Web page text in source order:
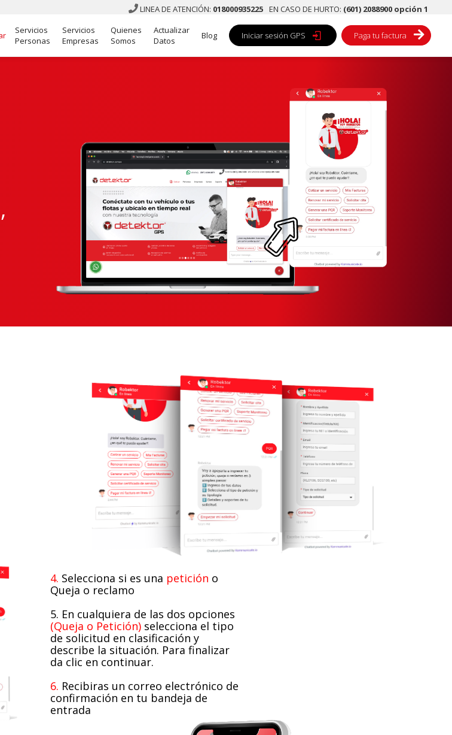
LINEA DE ATENCIÓN: 018000935225 EN CASO DE HURTO: (601) 2088900 opción 1
Servicios
Personas
Servicios
Empresas
Quienes
Somos
Actualizar
Datos
Blog Iniciar sesión GPS  Paga tu factura 
,
4. Selecciona si es una petición o
Queja o reclamo
5. En cualquiera de las dos opciones
(Queja o Petición) selecciona el tipo
de solicitud en clasificación y
describe la situación. Para finalizar
da clic en continuar.
6. Recibiras un correo electrónico de
confirmación en tu bandeja de
entrada